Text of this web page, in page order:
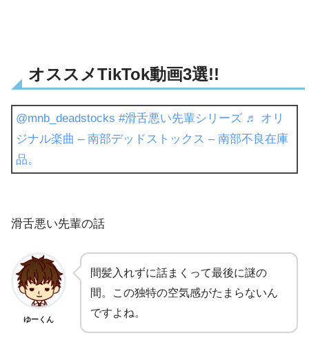
オススメTikTok動画3選!!
@mnb_deadstocks #滑舌悪い先輩シリーズ ♬ オリ
ジナル楽曲 – 南部デッドストックス – 南部不良在庫
品。
滑舌悪い先輩の話
ゆーくん
間髪入れずに話まくって最後に謎の
間。この独特の空気感がたまらないん
ですよね。